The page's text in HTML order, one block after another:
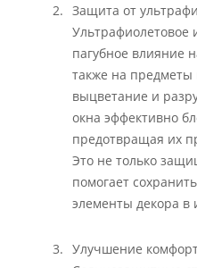
Защита от
Ультрафиолетовое
пагубное влияние
также на
выцветание и
окна эффективно
предотвращая их
Это не только
помогает
элементы декора в
Улучшение